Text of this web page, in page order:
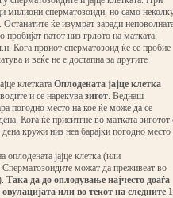
милиони сперматозоиди, но само
Останатите ќе изумрат заради
пробијат патот низ грлото на матката,
Кога првиот сперматозоид ќе се пробие
и веќе не е достапна за другите
клетката Оплодената јајце клетка
и се нарекува зигот. Веднаш
погодно место на кое ќе може да се
Кога ќе приситгне во матката зиготот
кружи низ неа барајки погодно место
јајце клетка (или
Сперматозоидите можат да преживеат во
Така да до оплодување најчесто доаѓа
или во текот на следните